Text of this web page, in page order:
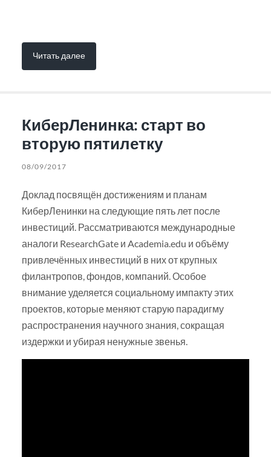
Читать далее
КиберЛенинка: старт во
вторую пятилетку
08/09/2017
Доклад посвящён достижениям и планам
КиберЛенинки на следующие пять лет после
инвестиций. Рассматриваются международные
аналоги ResearchGate и Academia.edu и объёму
привлечённых инвестиций в них от крупных
филантропов, фондов, компаний. Особое
внимание уделяется социальному импакту этих
проектов, которые меняют старую парадигму
распространения научного знания, сокращая
издержки и убирая ненужные звенья.